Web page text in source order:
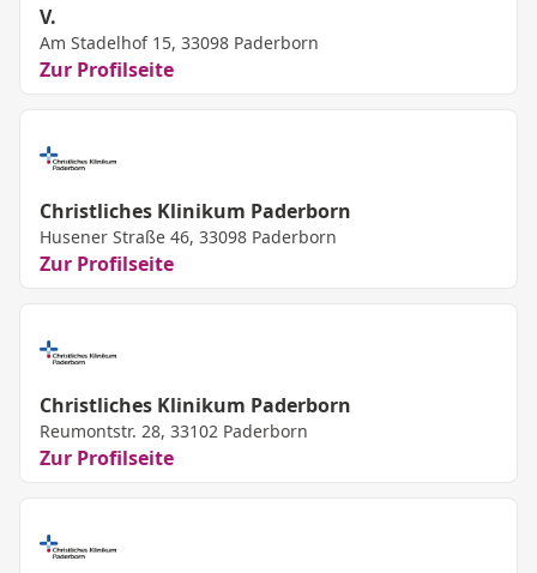
V.
Am Stadelhof 15, 33098 Paderborn
Zur Profilseite
Christliches Klinikum Paderborn
Husener Straße 46, 33098 Paderborn
Zur Profilseite
Christliches Klinikum Paderborn
Reumontstr. 28, 33102 Paderborn
Zur Profilseite